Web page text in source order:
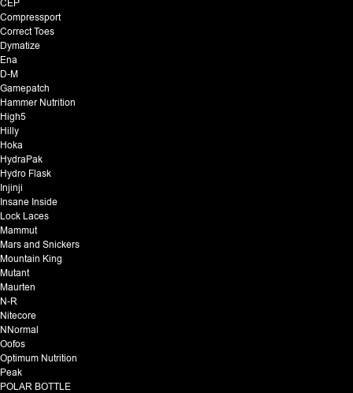
CEP
Compressport
Correct Toes
Dymatize
Ena
D-M
Gamepatch
Hammer Nutrition
High5
Hilly
Hoka
HydraPak
Hydro Flask
Injinji
Insane Inside
Lock Laces
Mammut
Mars and Snickers
Mountain King
Mutant
Maurten
N-R
Nitecore
NNormal
Oofos
Optimum Nutrition
Peak
POLAR BOTTLE